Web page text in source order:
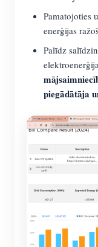
Pamatojoties
enerģijas
Palīdz
piegādātāja